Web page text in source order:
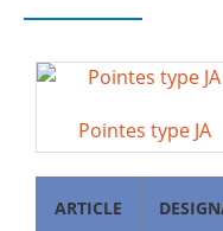
Pointes type JA
ARTICLE